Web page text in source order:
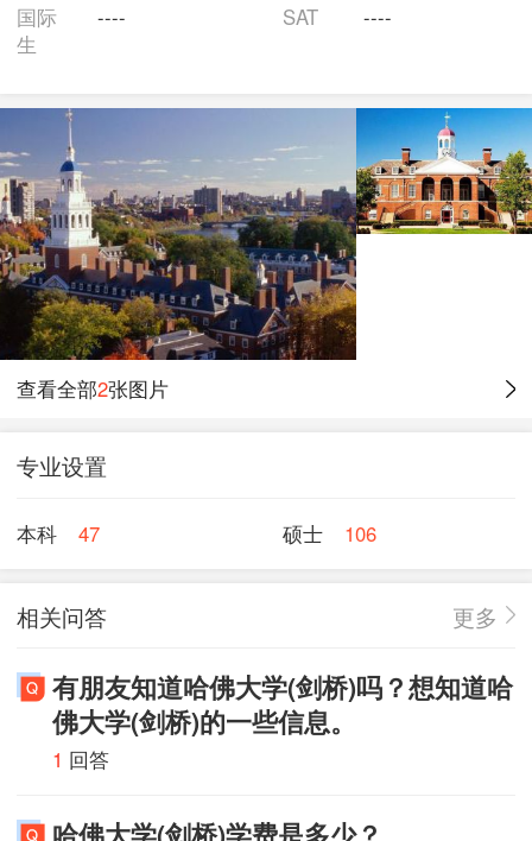
国际
生
---- SAT ----
查看全部2张图片
专业设置
本科 47 硕士 106
相关问答 更多
有朋友知道哈佛大学(剑桥)吗？想知道哈
佛大学(剑桥)的一些信息。
1 回答